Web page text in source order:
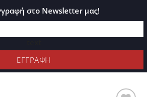
ΚΑΤΆΛΟΓΟΣ PLEXIGLASS
ΦΊΛΤΡΑ
στο Newsletter μας!